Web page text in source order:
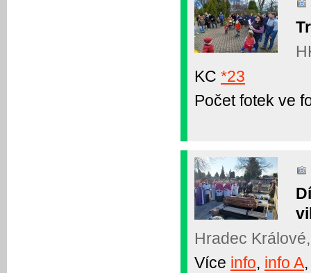
KC *23
Počet fotek ve
Hradec
Více info, info A